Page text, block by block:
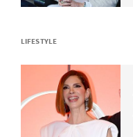
LIFESTYLE